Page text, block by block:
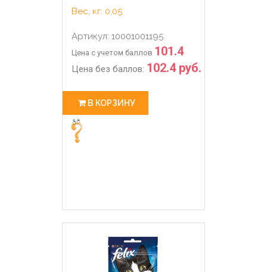
Вес, кг: 0,05
Артикул: 10001001195
Цена с учетом баллов 101.4
Цена без баллов: 102.4 руб.
В КОРЗИНУ